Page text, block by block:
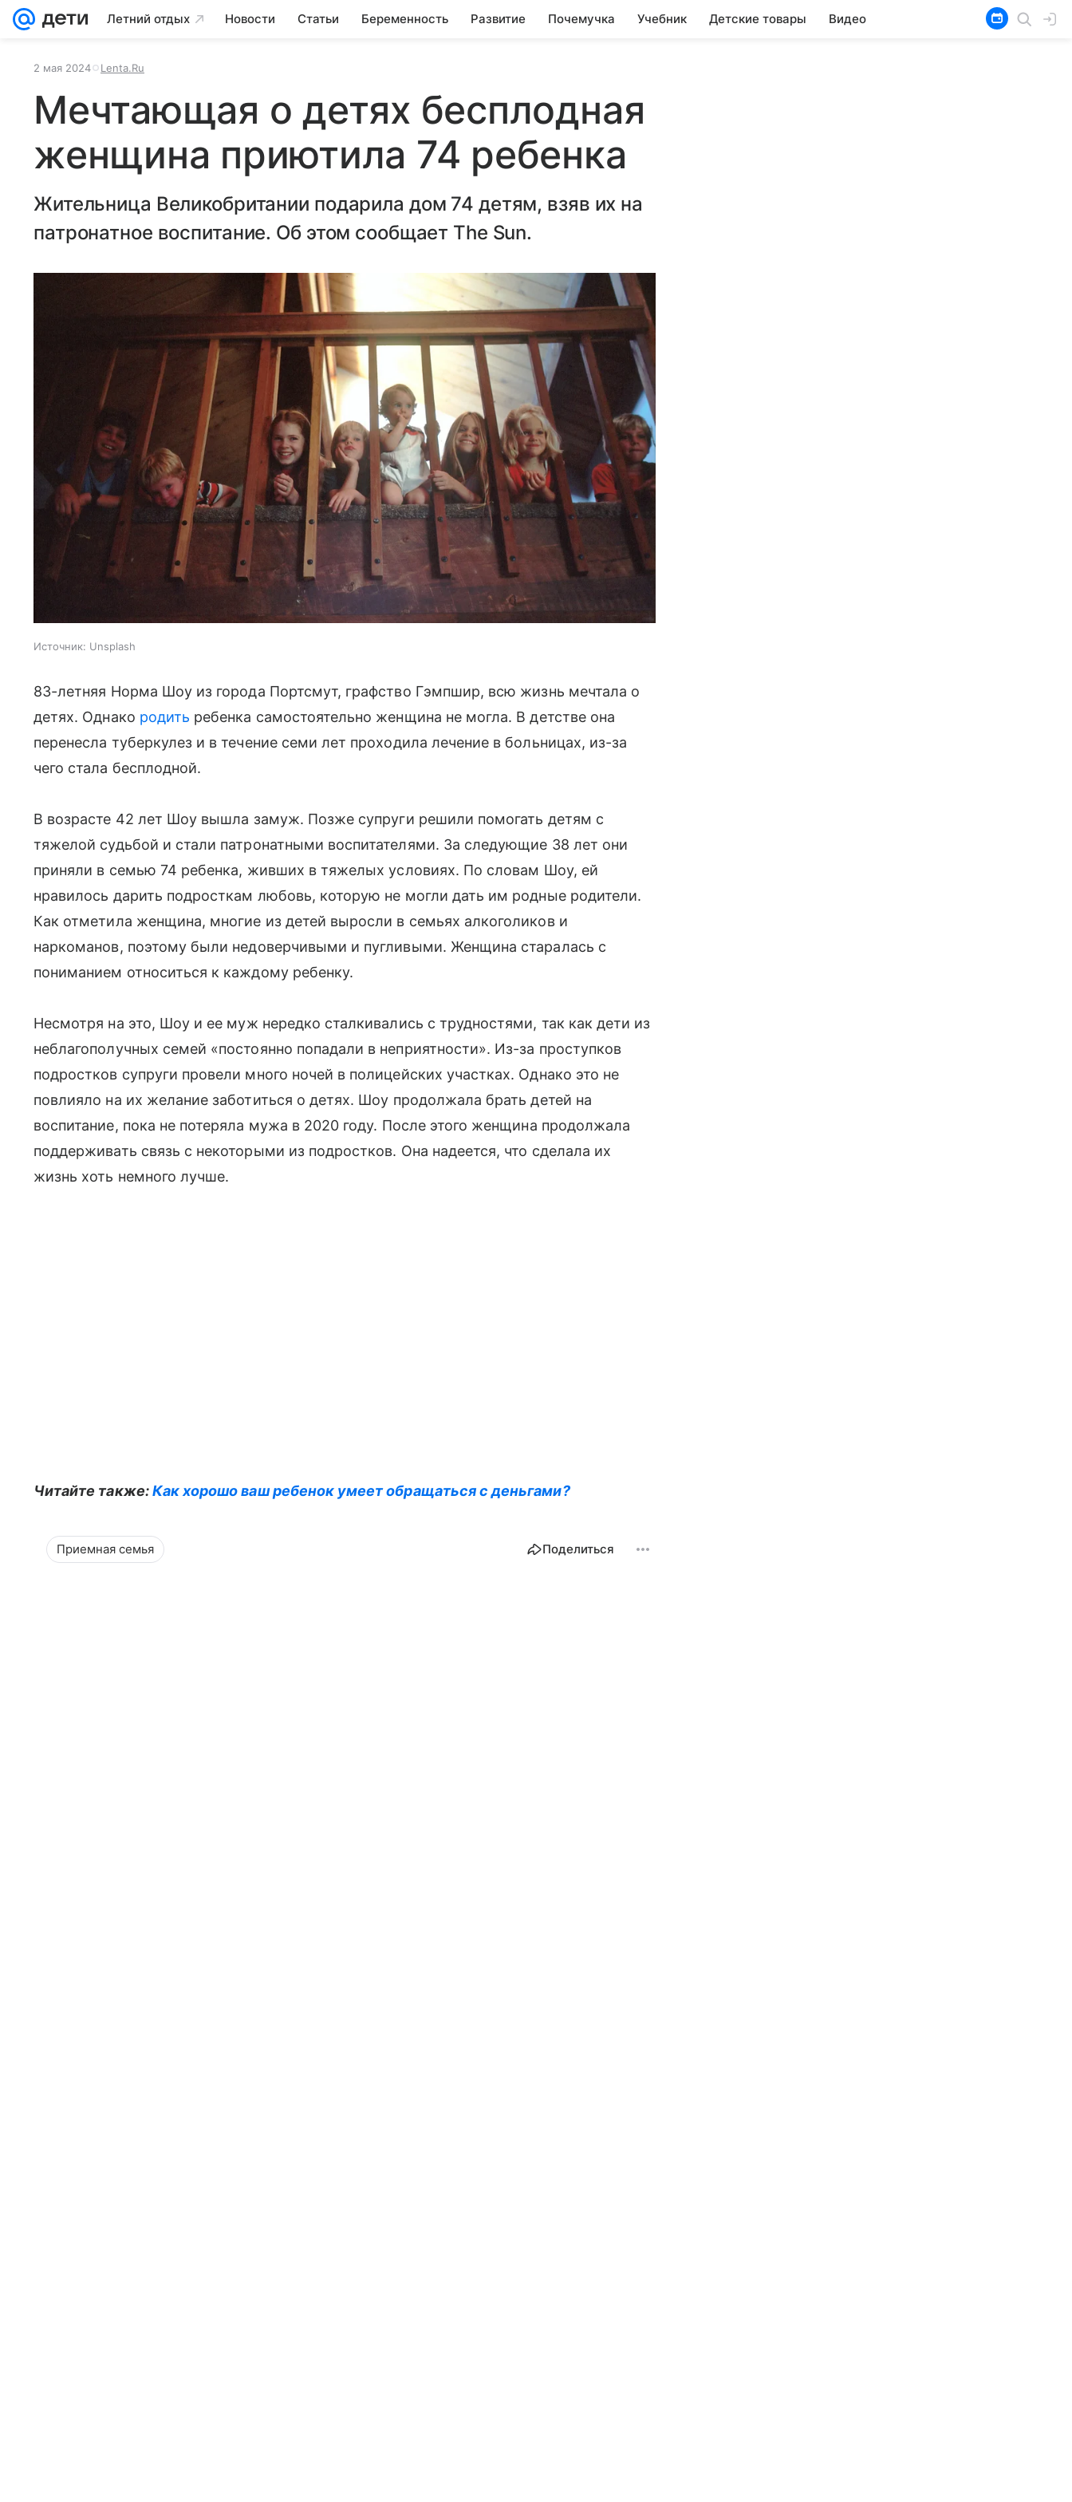
Летний отдых Новости Статьи Беременность Развитие Почемучка Учебник Детские товары Видео
2 мая 2024 Lenta.Ru
Мечтающая о детях бесплодная
женщина приютила 74 ребенка
Жительница Великобритании подарила дом 74 детям, взяв их на
патронатное воспитание. Об этом сообщает The Sun.
Источник: Unsplash
83-летняя Норма Шоу из города Портсмут, графство Гэмпшир, всю жизнь мечтала о
детях. Однако родить ребенка самостоятельно женщина не могла. В детстве она
перенесла туберкулез и в течение семи лет проходила лечение в больницах, из-за
чего стала бесплодной.
В возрасте 42 лет Шоу вышла замуж. Позже супруги решили помогать детям с
тяжелой судьбой и стали патронатными воспитателями. За следующие 38 лет они
приняли в семью 74 ребенка, живших в тяжелых условиях. По словам Шоу, ей
нравилось дарить подросткам любовь, которую не могли дать им родные родители.
Как отметила женщина, многие из детей выросли в семьях алкоголиков и
наркоманов, поэтому были недоверчивыми и пугливыми. Женщина старалась с
пониманием относиться к каждому ребенку.
Несмотря на это, Шоу и ее муж нередко сталкивались с трудностями, так как дети из
неблагополучных семей «постоянно попадали в неприятности». Из-за проступков
подростков супруги провели много ночей в полицейских участках. Однако это не
повлияло на их желание заботиться о детях. Шоу продолжала брать детей на
воспитание, пока не потеряла мужа в 2020 году. После этого женщина продолжала
поддерживать связь с некоторыми из подростков. Она надеется, что сделала их
жизнь хоть немного лучше.
Читайте также:Как хорошо ваш ребенок умеет обращаться с деньгами?
Приемная семья Поделиться